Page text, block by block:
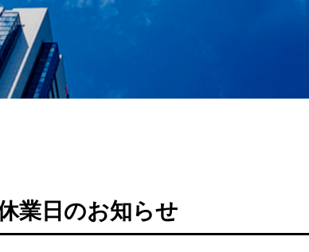
業日のお知らせ